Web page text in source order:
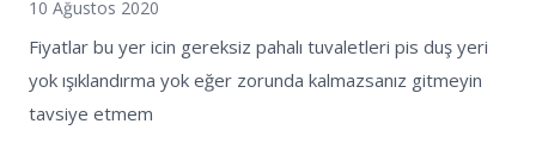
10 Ağustos 2020
Fiyatlar bu yer icin gereksiz pahalı tuvaletleri pis duş yeri
yok ışıklandırma yok eğer zorunda kalmazsanız gitmeyin
tavsiye etmem